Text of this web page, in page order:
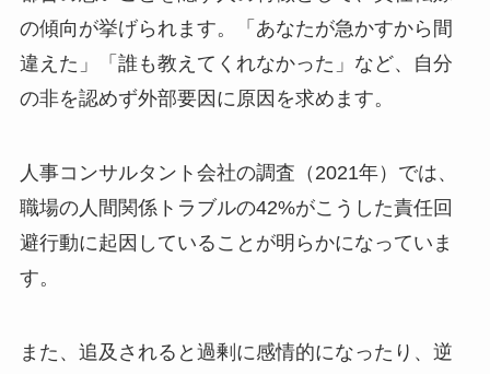
の傾向が挙げられます。「あなたが急かすから間
違えた」「誰も教えてくれなかった」など、自分
の非を認めず外部要因に原因を求めます。
人事コンサルタント会社の調査（2021年）では、
職場の人間関係トラブルの42%がこうした責任回
避行動に起因していることが明らかになっていま
す。
また、追及されると過剰に感情的になったり、逆